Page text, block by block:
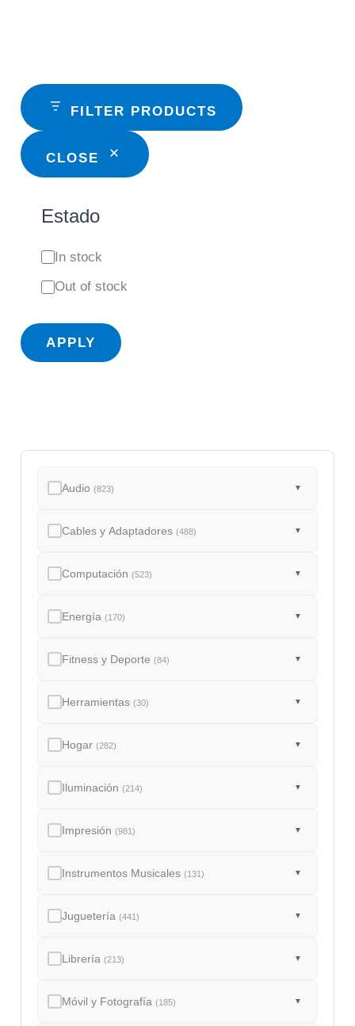
FILTER PRODUCTS
CLOSE
Estado
S
t
u
In stock
Out of stock
APPLY
Audio(823) ▼
Cables y Adaptadores(488) ▼
Computación(523) ▼
Energía(170) ▼
Fitness y Deporte(84) ▼
Herramientas(30) ▼
Hogar(282) ▼
Iluminación(214) ▼
Impresión(981) ▼
Instrumentos Musicales(131) ▼
Juguetería(441) ▼
Librería(213) ▼
Móvil y Fotografía(185) ▼